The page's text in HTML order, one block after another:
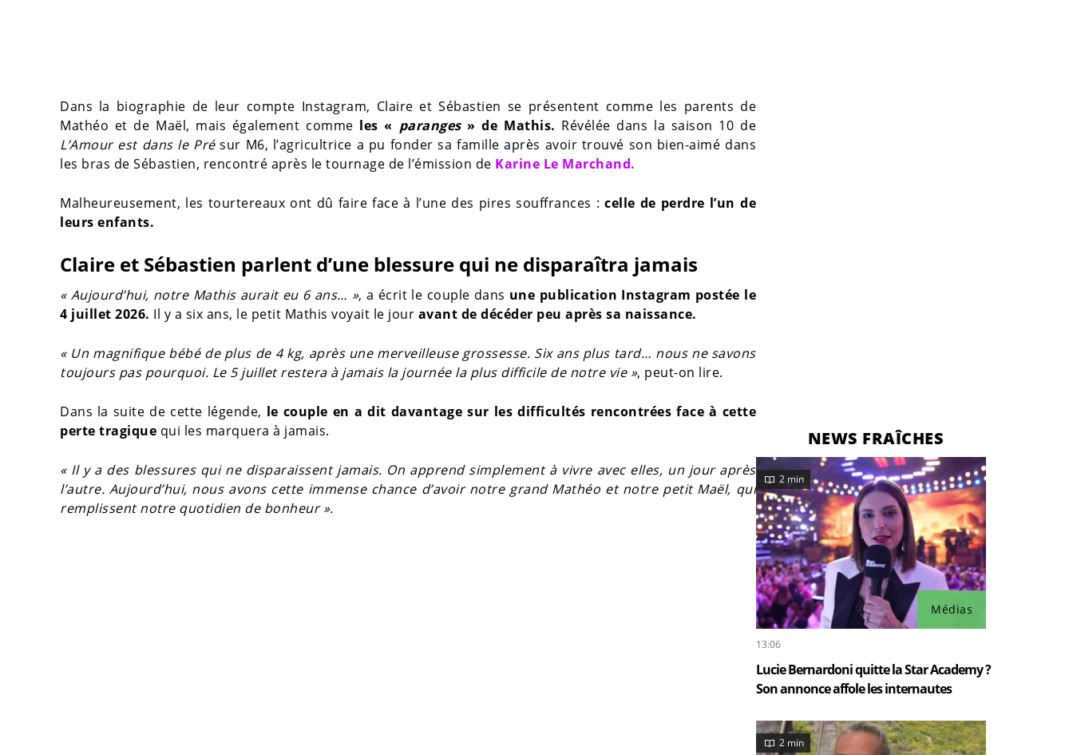
Dans la biographie de leur compte Instagram, Claire et Sébastien se présentent comme les parents de
Mathéo et de Maël, mais également comme les « paranges » de Mathis. Révélée dans la saison 10 de
L’Amour est dans le Présur M6, l’agricultrice a pu fonder sa famille après avoir trouvé son bien-aimé dans
les bras de Sébastien, rencontré après le tournage de l’émission de Karine Le Marchand.
Malheureusement, les tourtereaux ont dû faire face à l’une des pires souffrances :celle de perdre l’un de
leurs enfants.
Claire et Sébastien parlent d’une blessure qui ne disparaîtra jamais
« Aujourd’hui, notre Mathis aurait eu 6 ans… », a écrit le couple dans une publication Instagram postée le
4 juillet 2026. Il y a six ans, le petit Mathis voyait le jour avant de décéder peu après sa naissance.
« Un magnifique bébé de plus de 4 kg, après une merveilleuse grossesse. Six ans plus tard… nous ne savons
toujours pas pourquoi. Le 5 juillet restera à jamais la journée la plus difficile de notre vie », peut-on lire.
Dans la suite de cette légende, le couple en a dit davantage sur les difficultés rencontrées face à cette
perte tragique qui les marquera à jamais.
« Il y a des blessures qui ne disparaissent jamais. On apprend simplement à vivre avec elles, un jour après
l’autre. Aujourd’hui, nous avons cette immense chance d’avoir notre grand Mathéo et notre petit Maël, qui
remplissent notre quotidien de bonheur ».
NEWS FRAÎCHES
Médias
2 min
13:06
Lucie Bernardoni quitte la Star Academy ?
Son annonce affole les internautes
2 min